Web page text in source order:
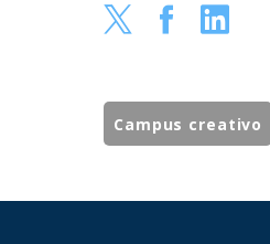
Campus creativo